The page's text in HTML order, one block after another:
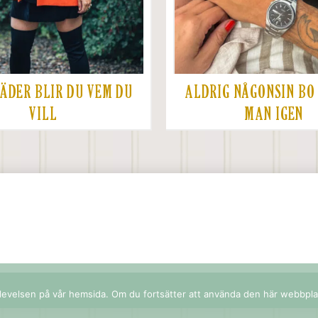
BLIR DU VEM DU
VILL
ALDRIG NÅGONSIN
MAN IGEN
på vår hemsida. Om du fortsätter att använda den här